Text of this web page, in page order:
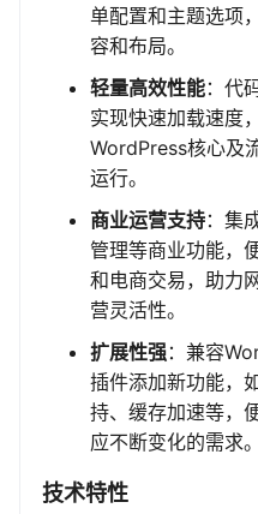
单配置和主题选项
容和布局。
轻量高效性能：代
实现快速加载速度
WordPress核心及
运行。
商业运营支持：集
管理等商业功能，
和电商交易，助力
营灵活性。
扩展性强：兼容
插件添加新功能，
持、缓存加速等，
应不断变化的需求。
技术特性